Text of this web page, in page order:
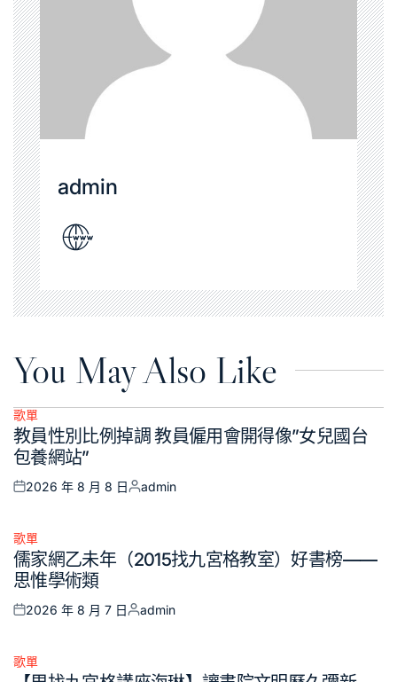
admin
You May Also Like
Posted
in
歌單
教員性別比例掉調 教員僱用會開得像”女兒國台
包養網站”
Posted
2026 年 8 月 8 日
Posted
admin
Posted
in
歌單
儒家網乙未年（2015找九宮格教室）好書榜——
思惟學術類
Posted
2026 年 8 月 7 日
Posted
admin
Posted
歌單